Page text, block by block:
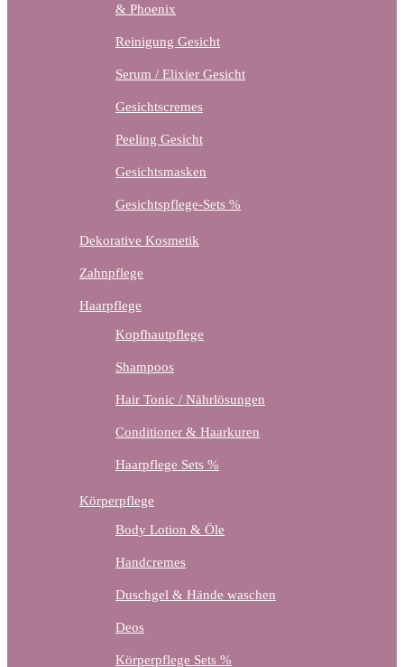
& Phoenix
Reinigung Gesicht
Serum / Elixier Gesicht
Gesichtscremes
Peeling Gesicht
Gesichtsmasken
Gesichtspflege-Sets %
Dekorative Kosmetik
Zahnpflege
Haarpflege
Kopfhautpflege
Shampoos
Hair Tonic / Nährlösungen
Conditioner & Haarkuren
Haarpflege Sets %
Körperpflege
Body Lotion & Öle
Handcremes
Duschgel & Hände waschen
Deos
Körperpflege Sets %